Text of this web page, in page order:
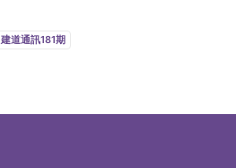
建道通訊181期